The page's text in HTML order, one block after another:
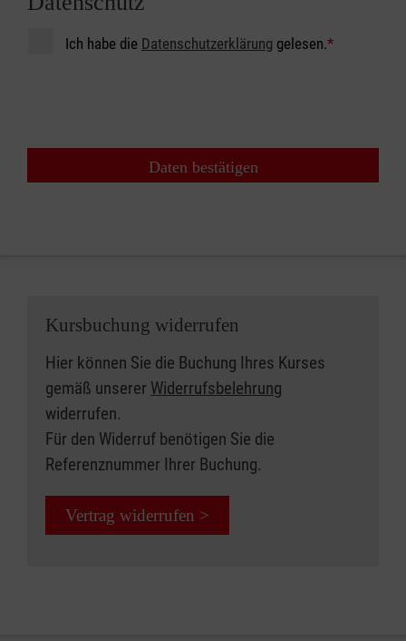
Ich habe die Datenschutzerklärung gelesen.*
Daten bestätigen
Kursbuchung widerrufen
Hier können Sie die Buchung Ihres Kurses
gemäß unserer Widerrufsbelehrung
widerrufen.
Für den Widerruf benötigen Sie die
Referenznummer Ihrer Buchung.
Vertrag widerrufen >